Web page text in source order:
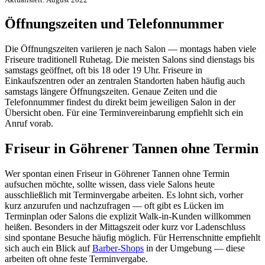
Öffnungszeiten und Telefonnummer
Die Öffnungszeiten variieren je nach Salon — montags haben viele
Friseure traditionell Ruhetag. Die meisten Salons sind dienstags bis
samstags geöffnet, oft bis 18 oder 19 Uhr. Friseure in
Einkaufszentren oder an zentralen Standorten haben häufig auch
samstags längere Öffnungszeiten. Genaue Zeiten und die
Telefonnummer findest du direkt beim jeweiligen Salon in der
Übersicht oben. Für eine Terminvereinbarung empfiehlt sich ein
Anruf vorab.
Friseur in Göhrener Tannen ohne Termin
Wer spontan einen Friseur in Göhrener Tannen ohne Termin
aufsuchen möchte, sollte wissen, dass viele Salons heute
ausschließlich mit Terminvergabe arbeiten. Es lohnt sich, vorher
kurz anzurufen und nachzufragen — oft gibt es Lücken im
Terminplan oder Salons die explizit Walk-in-Kunden willkommen
heißen. Besonders in der Mittagszeit oder kurz vor Ladenschluss
sind spontane Besuche häufig möglich. Für Herrenschnitte empfiehlt
sich auch ein Blick aufBarber-Shops in der Umgebung — diese
arbeiten oft ohne feste Terminvergabe.